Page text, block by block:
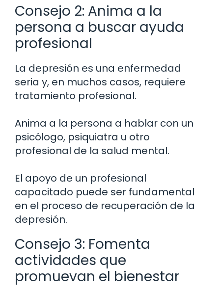
Consejo 2: Anima a la
persona a buscar ayuda
profesional
La depresión es una enfermedad
seria y, en muchos casos, requiere
tratamiento profesional.
Anima a la persona a hablar con un
psicólogo, psiquiatra u otro
profesional de la salud mental.
El apoyo de un profesional
capacitado puede ser fundamental
en el proceso de recuperación de la
depresión.
Consejo 3: Fomenta
actividades que
promuevan el bienestar